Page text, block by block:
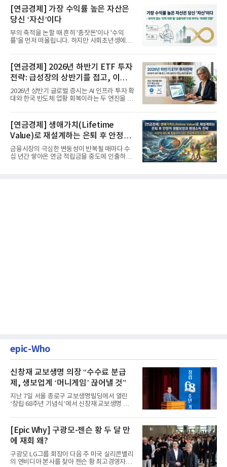
[연금경제] 가장 수익률 높은 자산은
당신 ‘자신’이다
부의 축적을 논할 때 흔히 '종잣돈'이나 '수익
률'을 먼저 떠올립니다. 하지만 사회초년생에게
[연금경제] 2026년 하반기 ETF 투자
전략: 급성장의 상반기를 접고, 이제
'실적'이 가르는 하반기를 맞다
2026년 상반기 글로벌 증시는 AI 인프라 투자 확
대와 한국 반도체 업황 회복이라는 두 엔진을 달
[연금경제] 생애가치(Lifetime
Value)로 재설계하는 은퇴 후 안정적
생활보장과 평생소득 전략
금융시장의 극심한 변동성이 반복될 때마다 수
십 년간 쌓아온 연금 적립금을 중도에 인출하거
epic-Who
신창재 교보생명 의장 “수수료 분급
제, 생보업계 ‘머니게임’ 끊어낼 것”
지난 7일 서울 종로구 교보생명빌딩에서 열린
‘창립 68주년 기념식’에서 신창재 교보생명 대
[Epic Why] 구광모-젠슨 황 두 달 만
에 재회 왜?
구광모 LG그룹 회장이 다음 주 미국 실리콘밸리
의 엔비디아 본사를 찾아 젠슨 황 최고경영자